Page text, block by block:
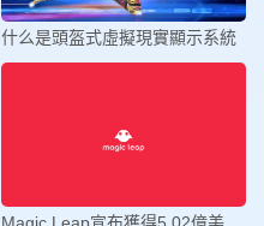
什么是頭盔式虛擬現實顯示系統